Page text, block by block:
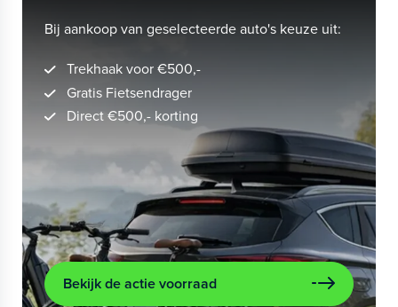
Bij aankoop van geselecteerde auto's keuze uit:
Trekhaak voor €500,-
Gratis Fietsendrager
Direct €500,- korting
Bekijk de actie voorraad